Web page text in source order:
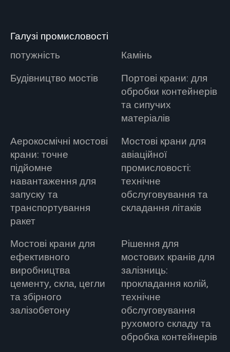
Галузі промисловості
потужність
Камінь
Будівництво мостів
Портові крани: для
обробки контейнерів
та сипучих
матеріалів
Аерокосмічні мостові
крани: точне
підйомне
навантаження для
запуску та
транспортування
ракет
Мостові крани для
авіаційної
промисловості:
технічне
обслуговування та
складання літаків
Мостові крани для
ефективного
виробництва
цементу, скла, цегли
та збірного
залізобетону
Рішення для
мостових кранів для
залізниць:
прокладання колій,
технічне
обслуговування
рухомого складу та
обробка контейнерів